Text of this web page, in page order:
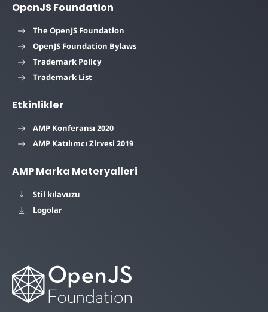
OpenJS Foundation
The OpenJS Foundation
OpenJS Foundation Bylaws
Trademark Policy
Trademark List
Etkinlikler
AMP Konferansı 2020
AMP Katılımcı Zirvesi 2019
AMP Marka Materyalleri
Stil kılavuzu
Logolar